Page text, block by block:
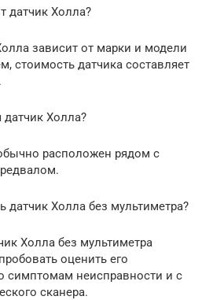
датчик Холла?
зависит от марки и модели
стоимость датчика составляет
датчик Холла?
расположен рядом с
датчик Холла без мультиметра?
Холла без мультиметра
оценить его
симптомам неисправности и с
сканера.